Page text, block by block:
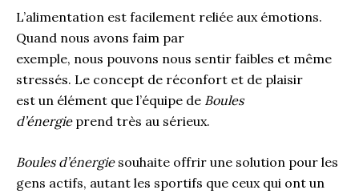
L’alimentation est facilement reliée aux émotions.
Quand nous avons faim par
exemple, nous pouvons nous sentir faibles et même
stressés. Le concept de réconfort et de plaisir
est un élément que l’équipe de Boules
d’énergieprend très au sérieux.
Boules d’énergiesouhaite offrir une solution pour les
gens actifs, autant les sportifs que ceux qui ont un